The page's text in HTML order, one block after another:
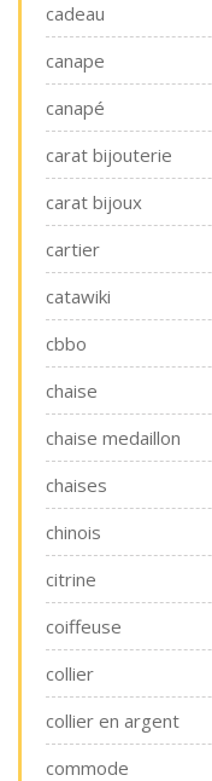
cadeau
canape
canapé
carat bijouterie
carat bijoux
cartier
catawiki
cbbo
chaise
chaise medaillon
chaises
chinois
citrine
coiffeuse
collier
collier en argent
commode